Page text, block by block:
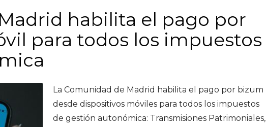
habilita el pago por
para todos los impuestos
La Comunidad de Madrid habilita el pago por bizum
desde dispositivos móviles para todos los impuestos
de gestión autonómica: Transmisiones Patrimoniales,